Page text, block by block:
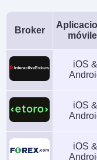
Broker
iOS &
iOS &
iOS &